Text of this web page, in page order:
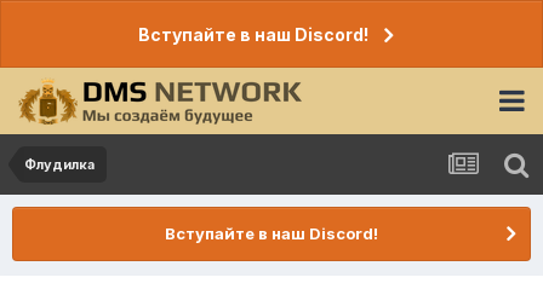
Вступайте в наш Discord!
Флудилка
Вступайте в наш Discord!